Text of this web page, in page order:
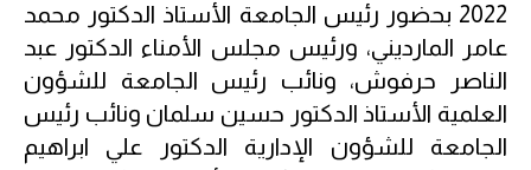
2022 بحضور رئيس الجامعة الأستاذ الدكتور محمد
عامر المارديني، ورئيس مجلس الأمناء الدكتور عبد
الناصر حرفوش، ونائب رئيس الجامعة للشؤون
العلمية الأستاذ الدكتور حسين سلمان ونائب رئيس
الجامعة للشؤون الإدارية الدكتور علي ابراهيم